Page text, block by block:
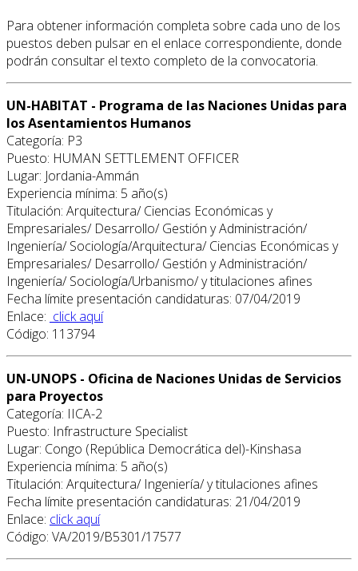
Para obtener información completa sobre cada uno de los
puestos deben pulsar en el enlace correspondiente, donde
podrán consultar el texto completo de la convocatoria.
UN-HABITAT - Programa de las Naciones Unidas para
los Asentamientos Humanos
Categoría: P3
Puesto: HUMAN SETTLEMENT OFFICER
Lugar: Jordania-Ammán
Experiencia mínima: 5 año(s)
Titulación: Arquitectura/ Ciencias Económicas y
Empresariales/ Desarrollo/ Gestión y Administración/
Ingeniería/ Sociología/Arquitectura/ Ciencias Económicas y
Empresariales/ Desarrollo/ Gestión y Administración/
Ingeniería/ Sociología/Urbanismo/ y titulaciones afines
Fecha límite presentación candidaturas: 07/04/2019
Enlace: click aquí
Código: 113794
UN-UNOPS - Oficina de Naciones Unidas de Servicios
para Proyectos
Categoría: IICA-2
Puesto: Infrastructure Specialist
Lugar: Congo (República Democrática del)-Kinshasa
Experiencia mínima: 5 año(s)
Titulación: Arquitectura/ Ingeniería/ y titulaciones afines
Fecha límite presentación candidaturas: 21/04/2019
Enlace: click aquí
Código: VA/2019/B5301/17577